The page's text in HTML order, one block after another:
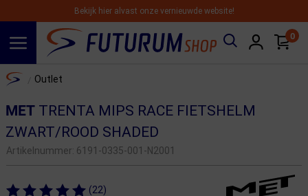
Bekijk hier alvast onze vernieuwde website!
0
Home Outlet
METTRENTA MIPS RACE FIETSHELM
ZWART/ROOD SHADED
Artikelnummer: 6191-0335-001-N2001
(22)